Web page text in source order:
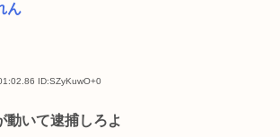
ん
ID:SZyKuwO+0
動いて逮捕しろよ